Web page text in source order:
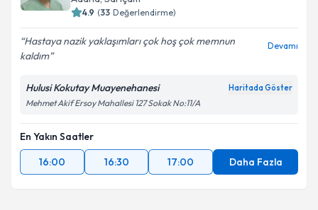
4.9 (33 Değerlendirme)
Hastaya nazik yaklaşımları çok hoş çok memnun
kaldım
Devamı
Hulusi Kokutay Muayenehanesi Haritada Göster
Mehmet Akif Ersoy Mahallesi 127 Sokak No:11/A
En Yakın Saatler
16:00
16:30 17:00 Daha Fazla